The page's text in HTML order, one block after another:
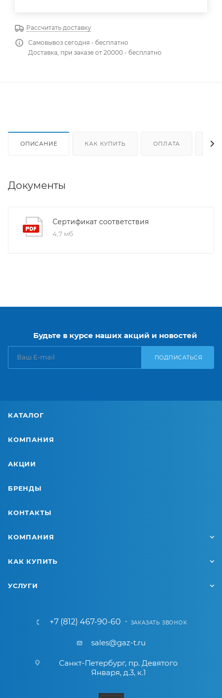
Рассчитать доставку
Самовывоз сегодня - бесплатно
Доставка, при заказе от 20000 - бесплатно
ОПИСАНИЕ КАК КУПИТЬ ОПЛАТА
Документы
Сертификат соответствия
4,7 мб
Будьте в курсе наших акций и новостей
ПОДПИСАТЬСЯ
КАТАЛОГ
КОМПАНИЯ
АКЦИИ
БРЕНДЫ
КОНТАКТЫ
КОМПАНИЯ
КАК КУПИТЬ
УСЛУГИ
+7 (812) 467-90-60 ЗАКАЗАТЬ ЗВОНОК
sales@gaz-t.ru
Санкт-Петербург, пр. Девятого
Января, д.3, к.1